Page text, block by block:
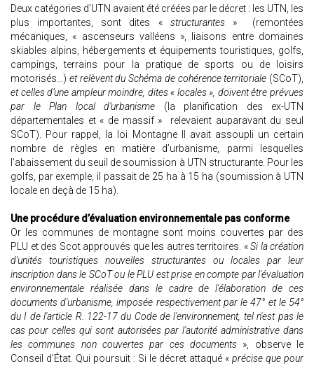
Deux catégories d’UTN avaient été créées par le décret : les UTN, les
plus importantes, sont dites « structurantes» (remontées
mécaniques, « ascenseurs valléens », liaisons entre domaines
skiables alpins, hébergements et équipements touristiques, golfs,
campings, terrains pour la pratique de sports ou de loisirs
motorisés…) et relèvent du Schéma de cohérence territoriale (SCoT),
et celles d’une ampleur moindre, dites « locales », doivent être prévues
par le Plan local d’urbanisme (la planification des ex-UTN
départementales et « de massif » relevaient auparavant du seul
SCoT). Pour rappel, la loi Montagne II avait assoupli un certain
nombre de règles en matière d’urbanisme, parmi lesquelles
l’abaissement du seuil de soumission à UTN structurante. Pour les
golfs, par exemple, il passait de 25 ha à 15 ha (soumission à UTN
locale en deçà de 15 ha).
Une procédure d’évaluation environnementale pas conforme
Or les communes de montagne sont moins couvertes par des
PLU et des Scot approuvés que les autres territoires. «Si la création
d'unités touristiques nouvelles structurantes ou locales par leur
inscription dans le SCoT ou le PLU est prise en compte par l'évaluation
environnementale réalisée dans le cadre de l'élaboration de ces
documents d'urbanisme, imposée respectivement par le 47° et le 54°
du I de l'article R. 122-17 du Code de l'environnement, tel n'est pas le
cas pour celles qui sont autorisées par l'autorité administrative dans
les communes non couvertes par ces documents », observe le
Conseil d’État. Qui poursuit : Si le décret attaqué « précise que pour